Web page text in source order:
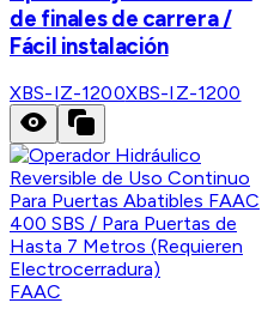
de finales de carrera /
Fácil instalación
XBS-IZ-1200XBS-IZ-1200
FAAC